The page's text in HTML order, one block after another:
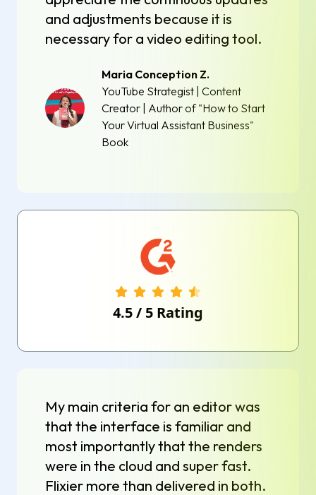
and adjustments because it is
necessary for a video editing tool.
Maria Conception Z.
YouTube Strategist | Content
Creator | Author of "How to Start
Your Virtual Assistant Business"
Book
4.5/ 5 Rating
My main criteria for an editor was
that the interface is familiar and
most importantly that the renders
were in the cloud and super fast.
Flixier more than delivered in both.